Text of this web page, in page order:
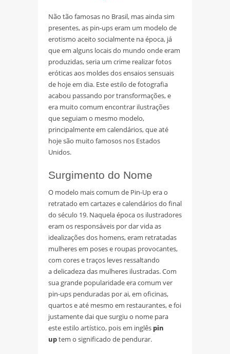
Não tão famosas no Brasil, mas ainda sim
presentes, as pin-ups eram um modelo de
erotismo aceito socialmente na época, já
que em alguns locais do mundo onde eram
produzidas, seria um crime realizar fotos
eróticas aos moldes dos ensaios sensuais
de hoje em dia. Este estilo de fotografia
acabou passando por transformações, e
era muito comum encontrar ilustrações
que seguiam o mesmo modelo,
principalmente em calendários, que até
hoje são muito famosos nos Estados
Unidos.
Surgimento do Nome
O modelo mais comum de Pin-Up era o
retratado em cartazes e calendários do final
do século 19. Naquela época os ilustradores
eram os responsáveis por dar vida as
idealizações dos homens, eram retratadas
mulheres em poses e roupas provocantes,
com cores e traços leves ressaltando
a delicadeza das mulheres ilustradas. Com
sua grande popularidade era comum ver
pin-ups penduradas por ai, em oficinas,
quartos e até mesmo em restaurantes, e foi
justamente dai que surgiu o nome para
este estilo artístico, pois em inglês pin
uptem o significado de pendurar.